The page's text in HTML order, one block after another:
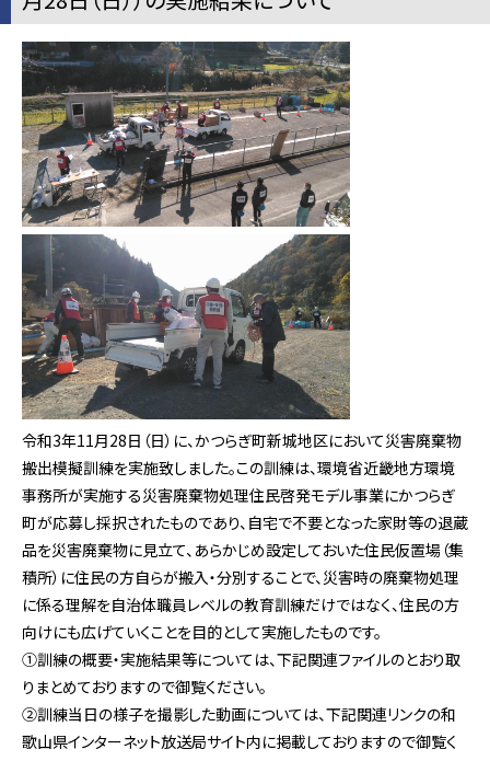
令和3年11月28日（日）に、かつらぎ町新城地区において災害廃棄物
搬出模擬訓練を実施致しました。この訓練は、環境省近畿地方環境
事務所が実施する災害廃棄物処理住民啓発モデル事業にかつらぎ
町が応募し採択されたものであり、自宅で不要となった家財等の退蔵
品を災害廃棄物に見立て、あらかじめ設定しておいた住民仮置場（集
積所）に住民の方自らが搬入・分別することで、災害時の廃棄物処理
に係る理解を自治体職員レベルの教育訓練だけではなく、住民の方
向けにも広げていくことを目的として実施したものです。
①訓練の概要・実施結果等については、下記関連ファイルのとおり取
りまとめておりますので御覧ください。
②訓練当日の様子を撮影した動画については、下記関連リンクの和
歌山県インターネット放送局サイト内に掲載しておりますので御覧く